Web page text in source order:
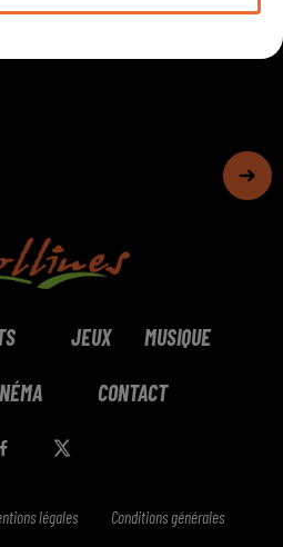
JEUX MUSIQUE
CONTACT
légales Conditions générales